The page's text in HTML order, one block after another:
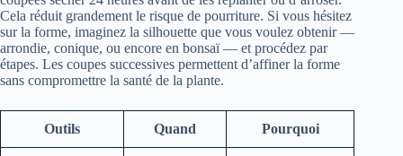
Cela réduit grandement le risque de pourriture. Si vous hésitez
sur la forme, imaginez la silhouette que vous voulez obtenir —
arrondie, conique, ou encore en bonsaï — et procédez par
étapes. Les coupes successives permettent d’affiner la forme
sans compromettre la santé de la plante.
Outils Quand Pourquoi